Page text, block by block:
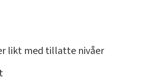
likt med tillatte nivåer